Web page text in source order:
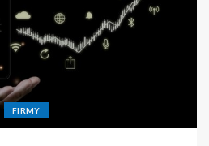
FIRMY